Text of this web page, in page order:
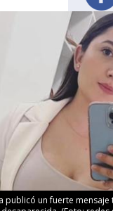
publicó un fuerte